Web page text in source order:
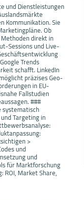
und Dienstleistungen
Kommunikation. Sie
Ob
direkt in
Sessions und Live-
Trends
schafft. LinkedIn
präzises Geo-
in EU-
Fallstudien
###
systematisch
Targeting in
>
und
und
für Marktforschung
ROI, Market Share,